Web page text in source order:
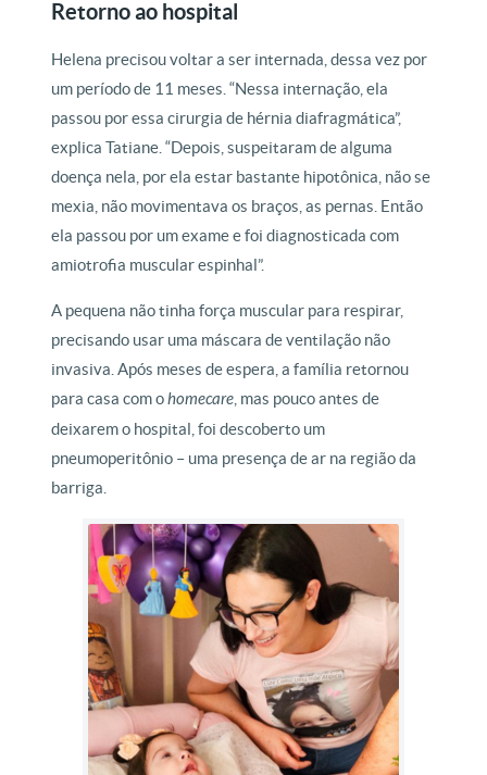
Retorno ao hospital
Helena precisou voltar a ser internada, dessa vez por
um período de 11 meses. “Nessa internação, ela
passou por essa cirurgia de hérnia diafragmática”,
explica Tatiane. “Depois, suspeitaram de alguma
doença nela, por ela estar bastante hipotônica, não se
mexia, não movimentava os braços, as pernas. Então
ela passou por um exame e foi diagnosticada com
amiotrofia muscular espinhal”.
A pequena não tinha força muscular para respirar,
precisando usar uma máscara de ventilação não
invasiva. Após meses de espera, a família retornou
para casa com ohomecare , mas pouco antes de
deixarem o hospital, foi descoberto um
pneumoperitônio – uma presença de ar na região da
barriga.